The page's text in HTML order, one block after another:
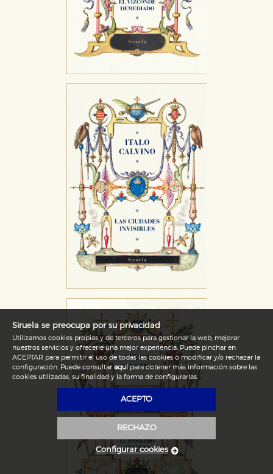
Siruela se preocupa por su privacidad
Utilizamos cookies propias y de terceros para gestionar la web, mejorar
nuestros servicios y ofrecerle una mejor experiencia. Puede pinchar en
ACEPTAR para permitir el uso de todas las cookies o modificar y/o rechazar la
configuración. Puede consultaraquípara obtener más información sobre las
cookies utilizadas, su finalidad y la forma de configurarlas.
ACEPTO
RECHAZO
Configurar cookies